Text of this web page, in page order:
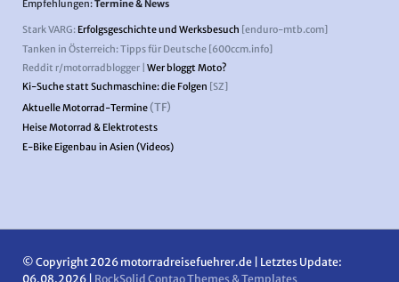
Empfehlungen:Termine & News
Stark VARG: Erfolgsgeschichte und Werksbesuch [enduro-mtb.com]
Tanken in Österreich: Tipps für Deutsche [600ccm.info]
Reddit r/motorradblogger | Wer bloggt Moto?
Ki-Suche statt Suchmaschine: die Folgen [SZ]
Aktuelle Motorrad-Termine(TF)
Heise Motorrad & Elektrotests
E-Bike Eigenbau in Asien (Videos)
© Copyright 2026 motorradreisefuehrer.de | Letztes Update:
06.08.2026 | RockSolid Contao Themes & Templates